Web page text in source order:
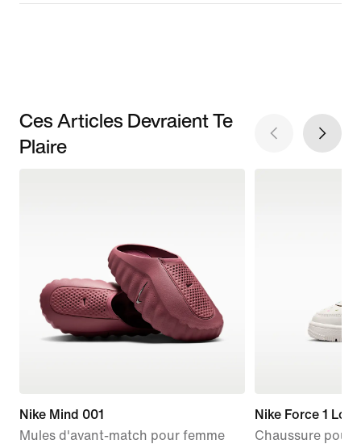
Ces Articles Devraient Te
Plaire
Nike Mind 001
Mules d'avant-match pour femme
Nike Force 1 Low
Chaussure pour